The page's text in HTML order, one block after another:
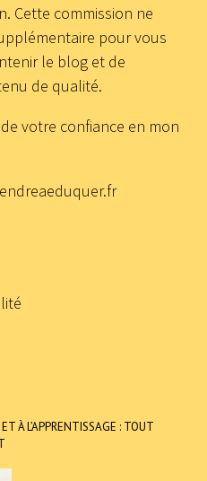
Cette commission ne
pour vous
le blog et de
de qualité.
votre confiance en mon
À L’APPRENTISSAGE : TOUT